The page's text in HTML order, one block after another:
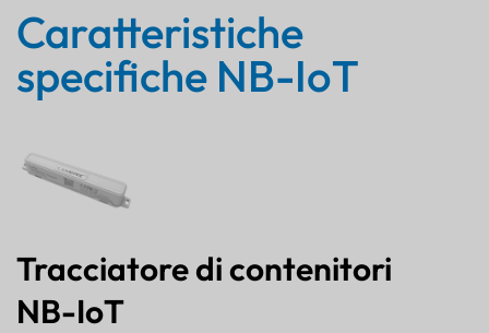
Caratteristiche
specifiche NB-IoT
Tracciatore di contenitori
NB-IoT